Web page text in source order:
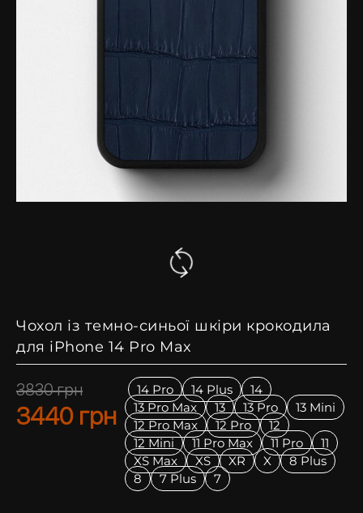
Чохол із темно-синьої шкіри крокодила
для iPhone 14 Pro Max
3830грн
3440 грн
14 Pro 14 Plus
14
13 Pro Max
13 13 Pro
13 Mini
12 Pro Max
12 Pro
12
12 Mini
11 Pro Max 11 Pro
11
XS Max
XS XR X
8 Plus
8
7 Plus 7